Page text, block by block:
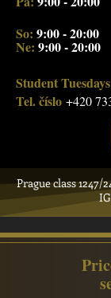
So: 9:00 - 20:00
Ne: 9:00 - 20:00
Student
Tel. číslo +420
Prague class 1247/